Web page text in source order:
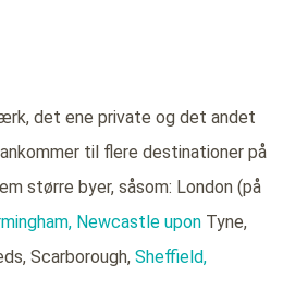
det ene private og det andet
til flere destinationer på
større byer, såsom: London (på
Newcastle upon Tyne,
Scarborough, Sheffield,